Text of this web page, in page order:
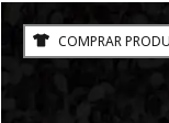
COMPRAR